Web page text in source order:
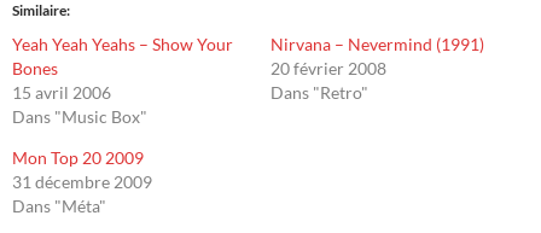
Similaire
Yeah Yeah Yeahs – Show Your
Bones
15 avril 2006
Dans "Music Box"
Nirvana – Nevermind (1991)
20 février 2008
Dans "Retro"
Mon Top 20 2009
31 décembre 2009
Dans "Méta"